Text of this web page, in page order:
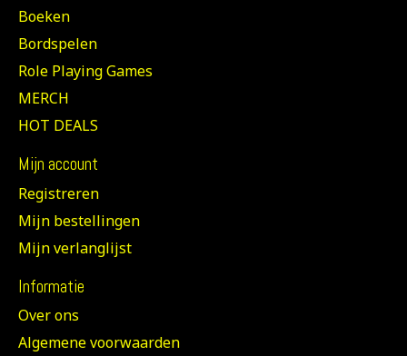
Boeken
Bordspelen
Role Playing Games
MERCH
HOT DEALS
Mijn account
Registreren
Mijn bestellingen
Mijn verlanglijst
Informatie
Over ons
Algemene voorwaarden